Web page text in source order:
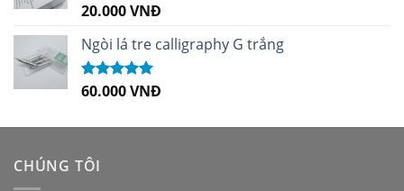
Được xếp
sao
20.000VNĐ
Ngòi lá tre calligraphy G trắng
Được xếp
60.000VNĐ
CHÚNG TÔI